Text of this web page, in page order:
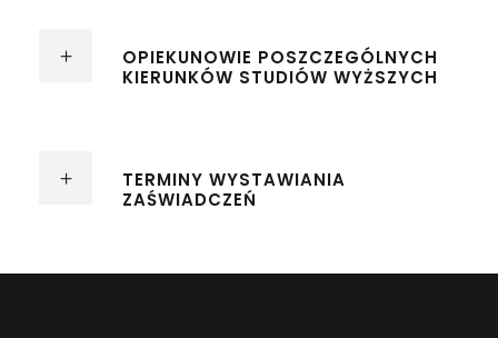
OPIEKUNOWIE POSZCZEGÓLNYCH
KIERUNKÓW STUDIÓW WYŻSZYCH
TERMINY WYSTAWIANIA
ZAŚWIADCZEŃ